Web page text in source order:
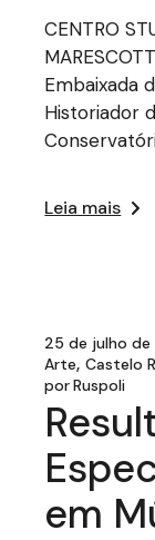
CENTRO
Embaixada
Historiador
Leia mais
25 de julho de
Arte Castelo
porRuspoli
em